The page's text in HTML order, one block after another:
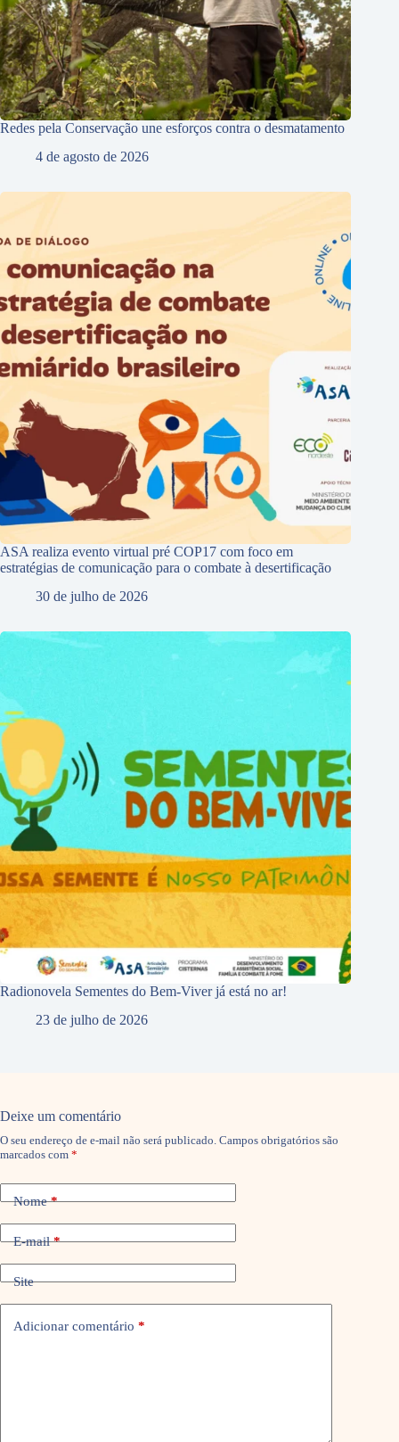
Redes pela Conservação une esforços contra o desmatamento
4 de agosto de 2026
ASA realiza evento virtual pré COP17 com foco em
estratégias de comunicação para o combate à desertificação
30 de julho de 2026
Radionovela Sementes do Bem-Viver já está no ar!
23 de julho de 2026
Deixe um comentário
O seu endereço de e-mail não será publicado. Campos obrigatórios são
marcados com *
Nome*
E-mail*
Site
Adicionar comentário *